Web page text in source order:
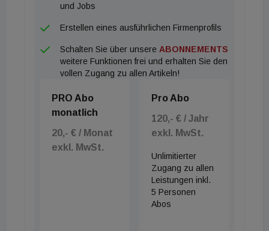
und Jobs
Erstellen eines ausführlichen Firmenprofils
Schalten Sie über unsere ABONNEMENTS
weitere Funktionen frei und erhalten Sie den
vollen Zugang zu allen Artikeln!
PRO Abo
monatlich
20,- € / Monat
exkl. MwSt.
Pro Abo
120,- € / Jahr
exkl. MwSt.
Unlimitierter
Zugang zu allen
Leistungen inkl.
5 Personen
Abos